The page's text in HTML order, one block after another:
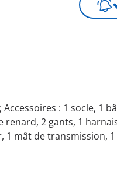
: 1 socle, 1
2 gants, 1
mât de transmission,